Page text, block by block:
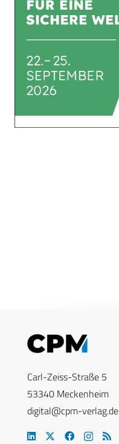
Carl-Zeiss-Straße 5
53340 Meckenheim
digital@cpm-verlag.de